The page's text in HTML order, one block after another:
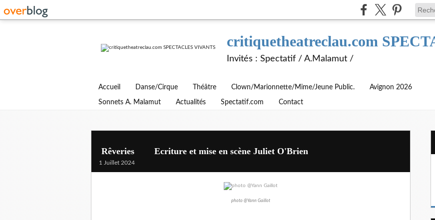
critiquetheatreclau.com
Invités : Spectatif / A.Malamut /
Accueil Danse/Cirque Théâtre Clown/Marionnette/Mime/Jeune Public. Avignon 2026
Sonnets A. Malamut Actualités Spectatif.com Contact
Rêveries Ecriture et mise en scène Juliet O'Brien
1 Juillet 2024
photo @Yann Gaillot